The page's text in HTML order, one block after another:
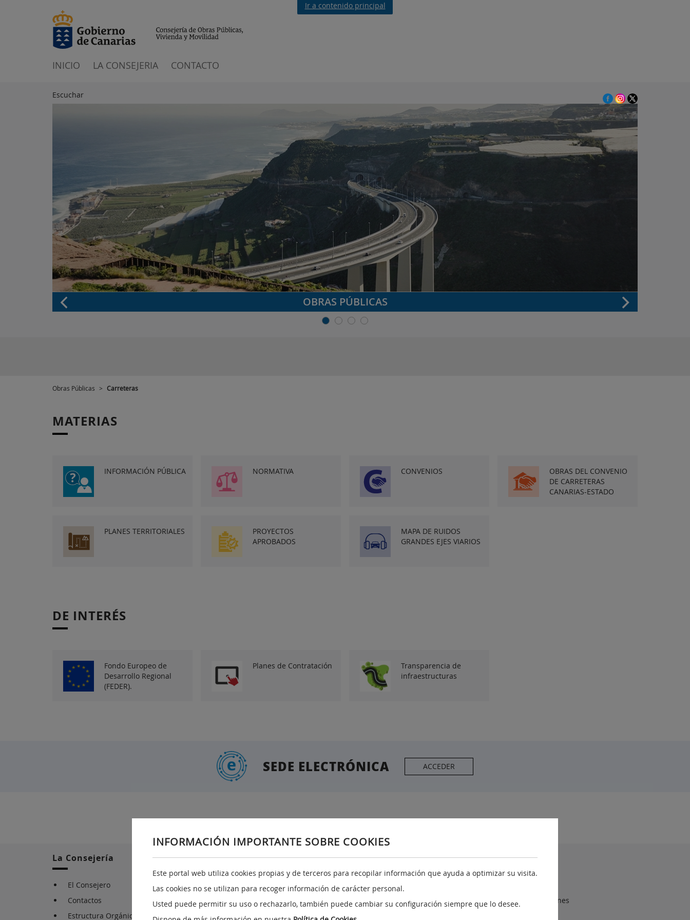
Ir a contenido principal
INICIO LA CONSEJERIA CONTACTO
Escuchar
OBRAS PÚBLICAS
Obras Públicas > Carreteras
MATERIAS
INFORMACIÓN PÚBLICA NORMATIVA CONVENIOS
OBRAS DEL CONVENIO
DE CARRETERAS
CANARIAS-ESTADO
PLANES TERRITORIALES
PROYECTOS
APROBADOS
MAPA DE RUIDOS
GRANDES EJES VIARIOS
DE INTERÉS
Fondo Europeo de
Desarrollo Regional
(FEDER).
Planes de Contratación
Transparencia de
infraestructuras
SEDE ELECTRÓNICA ACCEDER
La Consejería
El Consejero
Contactos
Estructura Orgánica
Redes Sociales Ayuda
Sugerencias y Reclamaciones
INFORMACIÓN IMPORTANTE SOBRE COOKIES
Este portal web utiliza cookies propias y de terceros para recopilar información que ayuda a optimizar su visita.
Las cookies no se utilizan para recoger información de carácter personal.
Usted puede permitir su uso o rechazarlo, también puede cambiar su configuración siempre que lo desee.